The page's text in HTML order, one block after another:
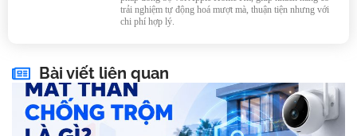
trải nghiệm tự động hoá mượt mà, thuận tiện nhưng với
chi phí hợp lý.
Bài viết liên quan